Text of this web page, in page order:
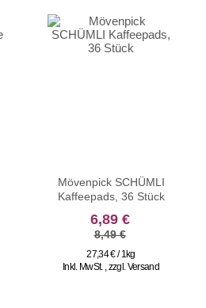
Mövenpick SCHÜMLI
Kaffeepads, 36 Stück
sonderangebot
6,89 €
8,49 €
27,34 € / 1kg
Inkl. MwSt. ,zzgl.Versand